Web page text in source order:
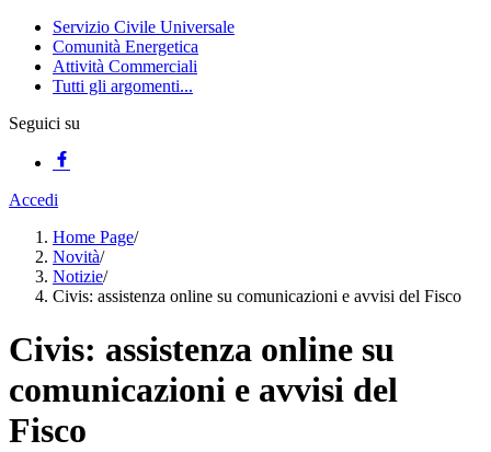
Servizio Civile Universale
Comunità Energetica
Attività Commerciali
Tutti gli argomenti...
Seguici su
Accedi
Home Page/
Novità/
Notizie/
Civis: assistenza online su comunicazioni e avvisi del Fisco
Civis: assistenza online su
comunicazioni e avvisi del
Fisco